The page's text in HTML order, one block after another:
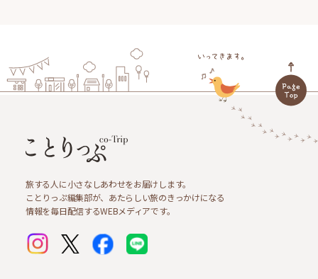
旅する人に小さなしあわせをお届けします。
ことりっぷ編集部が、あたらしい旅のきっかけになる
情報を毎日配信するWEBメディアです。